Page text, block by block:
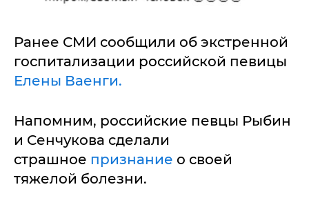
Ранее СМИ сообщили об экстренной
госпитализации российской певицы
Елены Ваенги.
Напомним, российские певцы Рыбин
и Сенчукова сделали
страшное признание о своей
тяжелой болезни.